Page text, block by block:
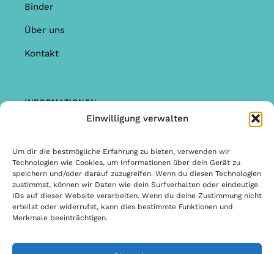
Einwilligung verwalten
Um dir die bestmögliche Erfahrung zu bieten, verwenden wir
Technologien wie Cookies, um Informationen über dein Gerät zu
speichern und/oder darauf zuzugreifen. Wenn du diesen Technologien
zustimmst, können wir Daten wie dein Surfverhalten oder eindeutige
IDs auf dieser Website verarbeiten. Wenn du deine Zustimmung nicht
erteilst oder widerrufst, kann dies bestimmte Funktionen und
Merkmale beeinträchtigen.
Binder
Über uns
Kontakt
INFORMATIONEN
Garantie & Reklamationen
Allgemeine Bedingungen & Konditionen
Allgemeine Bedingungen & Konditionen
Datenschutzbestimmungen